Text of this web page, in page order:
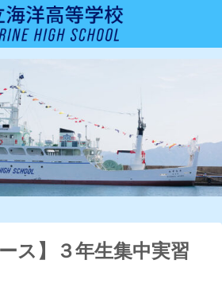
ス】３年生集中実習